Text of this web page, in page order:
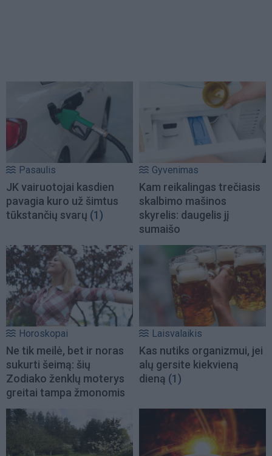
Pasaulis
JK vairuotojai kasdien
pavagia kuro už šimtus
tūkstančių svarų (1)
Gyvenimas
Kam reikalingas trečiasis
skalbimo mašinos
skyrelis: daugelis jį
sumaišo
Horoskopai
Ne tik meilė, bet ir noras
sukurti šeimą: šių
Zodiako ženklų moterys
greitai tampa žmonomis
Laisvalaikis
Kas nutiks organizmui, jei
alų gersite kiekvieną
dieną (1)